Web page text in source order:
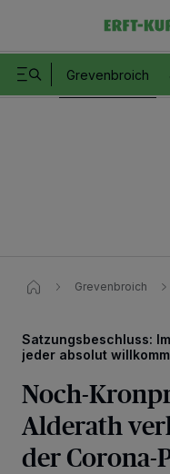
Grevenbroich
Grevenbroich
Satzungsbeschluss:
jeder absolut
Noch-
Alderath
der Corona-